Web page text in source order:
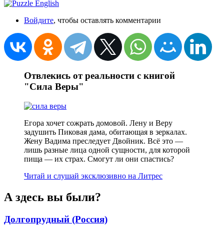
Войдите, чтобы оставлять комментарии
Отвлекись от реальности с книгой
"Сила Веры"
Егора хочет сожрать домовой. Лену и Веру
задушить Пиковая дама, обитающая в зеркалах.
Жену Вадима преследует Двойник. Всё это —
лишь разные лица одной сущности, для которой
пища — их страх. Смогут ли они спастись?
Читай и слушай эксклюзивно на Литрес
А здесь вы были?
Долгопрудный (Россия)